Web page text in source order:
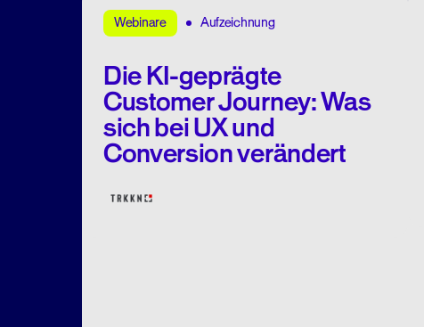
Webinare Aufzeichnung
Die KI-geprägte
Customer Journey: Was
sich bei UX und
Conversion verändert